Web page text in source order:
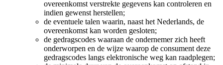
overeenkomst verstrekte gegevens kan controleren en
indien gewenst herstellen;
de eventuele talen waarin, naast het Nederlands, de
overeenkomst kan worden gesloten;
de gedragscodes waaraan de ondernemer zich heeft
onderworpen en de wijze waarop de consument deze
gedragscodes langs elektronische weg kan raadplegen;